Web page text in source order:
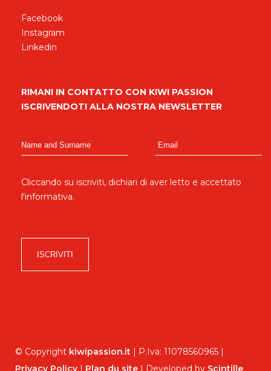
Facebook
Instagram
Linkedin
RIMANI IN CONTATTO CON KIWI PASSION
ISCRIVENDOTI ALLA NOSTRA NEWSLETTER
Cliccando su iscriviti, dichiari di aver letto e accettato
l'informativa.
© Copyright kiwipassion.it | P.Iva: 11078560965 |
Privacy Policy | Plan du site | Developed by Scintille